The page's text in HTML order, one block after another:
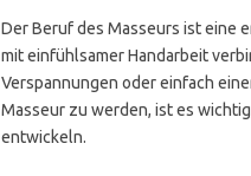
Der Beruf des Masseurs ist eine
mit einfühlsamer Handarbeit
Verspannungen oder einfach
Masseur zu werden, ist es
entwickeln.